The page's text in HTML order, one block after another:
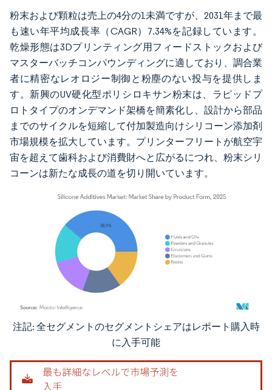
粉末および顆粒は売上の4分の1未満ですが、2031年まで最
も速い年平均成長率（CAGR）7.34%を記録しています。
乾燥形態は3Dプリンティング用フィードストックおよび
マスターバッチコンパウンディングに適しており、調合業
者に精密なレオロジー制御と粉塵のない投与を提供しま
す。新興のUV硬化型ポリシロキサン粉末は、ラピッドプ
ロトタイプのオンデマンド架橋を簡素化し、設計から部品
までのサイクルを短縮して付加製造向けシリコーン添加剤
市場規模を拡大しています。プリンターフリートが航空宇
宙を超えて歯科および消費財へと広がるにつれ、粉末シリ
コーンは新たな成長の道を切り開いています。
画像 © Mordor Intelligence。再利用にはCC BY 4.0の表示が必要です。
注記: 全セグメントのセグメントシェアはレポート購入時
に入手可能